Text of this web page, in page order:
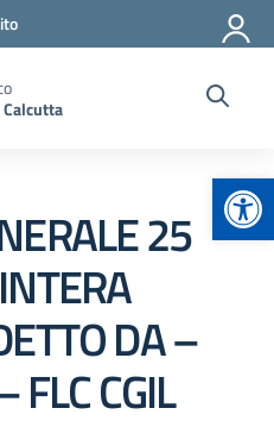
Calcutta
25
DA –
FLC CGIL